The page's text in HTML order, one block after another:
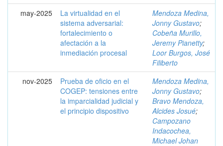
may-2025
La virtualidad en el
sistema adversarial:
fortalecimiento o
afectación a la
inmediación procesal
Mendoza Medina,
Jonny Gustavo;
Cobeña Murillo,
Jeremy Pianetty;
Loor Burgos, José
Filiberto
nov-2025
Prueba de oficio en el
COGEP: tensiones entre
la imparcialidad judicial y
el principio dispositivo
Mendoza Medina,
Jonny Gustavo;
Bravo Mendoza,
Alcides Josué;
Campozano
Indacochea,
Michael Johan